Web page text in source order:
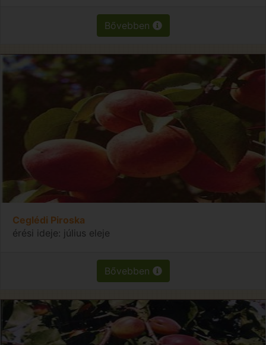
Bővebben
Ceglédi Piroska
érési ideje: július eleje
Bővebben